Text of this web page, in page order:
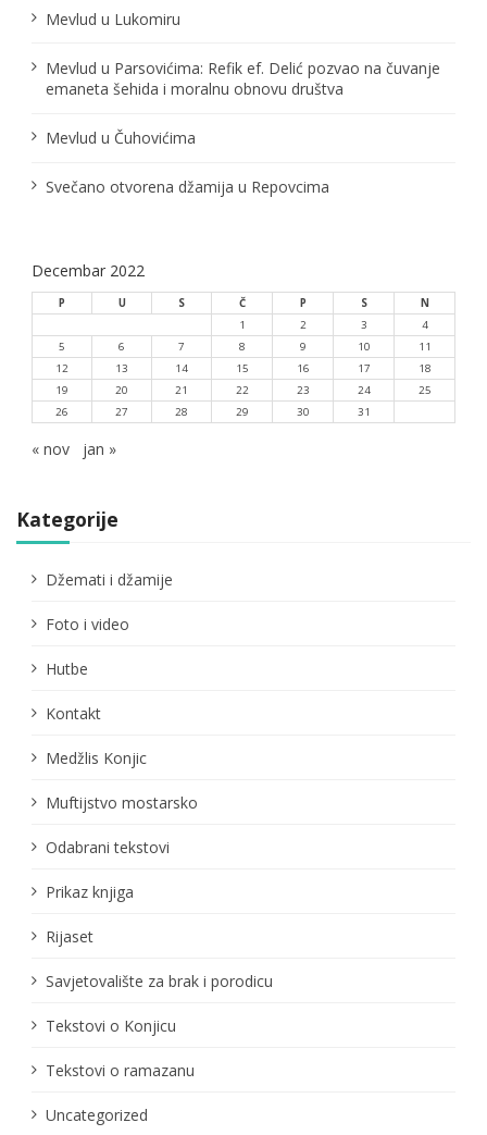
n
a
k
a
Mevlud u Lukomiru
Mevlud u Parsovićima: Refik ef. Delić pozvao na čuvanje
emaneta šehida i moralnu obnovu društva
Mevlud u Čuhovićima
Svečano otvorena džamija u Repovcima
Decembar 2022
P U S Č P S
N
1
2 3
4
5
6 7 8 9 10
11
12
13 14 15 16 17
18
19
20 21 22 23 24
25
26
27 28 29 30 31
« nov jan »
Kategorije
Džemati i džamije
Foto i video
Hutbe
Kontakt
Medžlis Konjic
Muftijstvo mostarsko
Odabrani tekstovi
Prikaz knjiga
Rijaset
Savjetovalište za brak i porodicu
Tekstovi o Konjicu
Tekstovi o ramazanu
Uncategorized